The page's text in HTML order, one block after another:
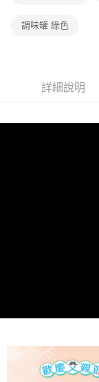
調味罐 綠色
詳細說明